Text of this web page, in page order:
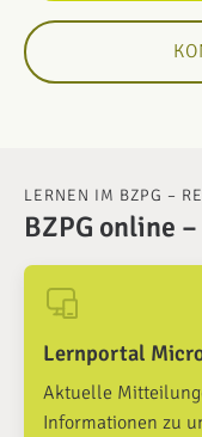
LERNEN IM BZPG –
BZPG online
Lernportal
Aktuelle
Informationen zu